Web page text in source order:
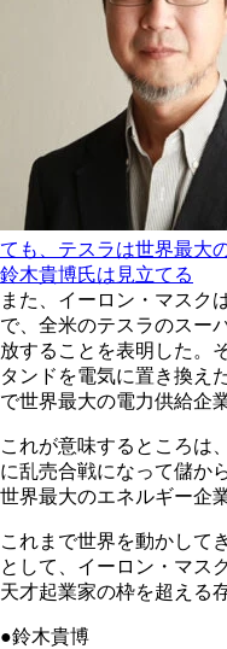
ても、テスラは世界最大
鈴木貴博氏は見立てる
また、イーロン・マスク
で、全米のテスラのスー
放することを表明した。
タンドを電気に置き換え
で世界最大の電力供給企
これが意味するところは
に乱売合戦になって儲か
世界最大のエネルギー企
これまで世界を動かして
として、イーロン・マス
天才起業家の枠を超える
●鈴木貴博